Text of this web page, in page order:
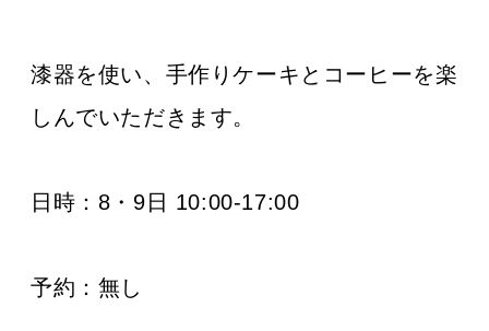
漆器を使い、手作りケーキとコーヒーを楽
しんでいただきます。
日時：8・9日 10:00-17:00
予約：無し